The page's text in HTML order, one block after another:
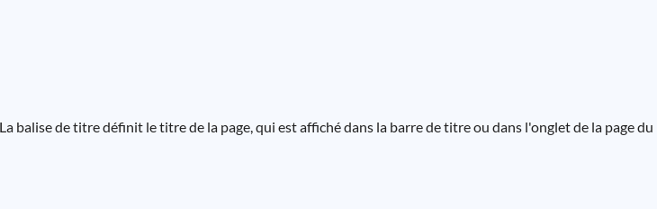
balise de titre définit le titre de la page, qui est affiché dans la barre de titre ou dans l'onglet de la page du